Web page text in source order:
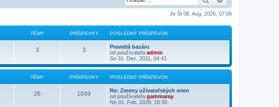
Je Št 06. Aug, 2026, 07:06
TÉMY PRÍSPEVKY POSLEDNÝ PRÍSPEVOK
3 3
Pravidlá bazáru
od používateľa admin
So 31. Dec, 2011, 04:41
TÉMY PRÍSPEVKY POSLEDNÝ PRÍSPEVOK
26 1049
Re: Zmeny užívateľských mien
od používateľa gammaray
Ne 01. Feb, 2026, 18:36